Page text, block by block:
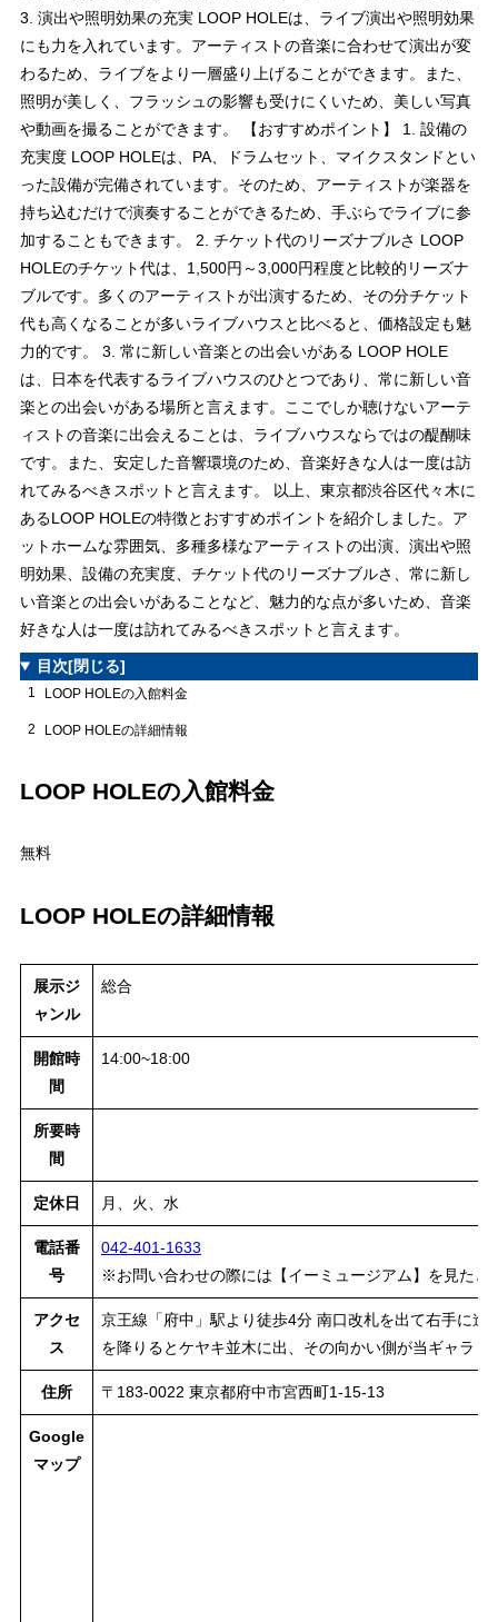
3. 演出や照明効果の充実 LOOP HOLEは、ライブ演出や照明効果
にも力を入れています。アーティストの音楽に合わせて演出が変
わるため、ライブをより一層盛り上げることができます。また、
照明が美しく、フラッシュの影響も受けにくいため、美しい写真
や動画を撮ることができます。 【おすすめポイント】 1. 設備の
充実度 LOOP HOLEは、PA、ドラムセット、マイクスタンドとい
った設備が完備されています。そのため、アーティストが楽器を
持ち込むだけで演奏することができるため、手ぶらでライブに参
加することもできます。 2. チケット代のリーズナブルさ LOOP
HOLEのチケット代は、1,500円～3,000円程度と比較的リーズナ
ブルです。多くのアーティストが出演するため、その分チケット
代も高くなることが多いライブハウスと比べると、価格設定も魅
力的です。 3. 常に新しい音楽との出会いがある LOOP HOLE
は、日本を代表するライブハウスのひとつであり、常に新しい音
楽との出会いがある場所と言えます。ここでしか聴けないアーテ
ィストの音楽に出会えることは、ライブハウスならではの醍醐味
です。また、安定した音響環境のため、音楽好きな人は一度は訪
れてみるべきスポットと言えます。 以上、東京都渋谷区代々木に
あるLOOP HOLEの特徴とおすすめポイントを紹介しました。ア
ットホームな雰囲気、多種多様なアーティストの出演、演出や照
明効果、設備の充実度、チケット代のリーズナブルさ、常に新し
い音楽との出会いがあることなど、魅力的な点が多いため、音楽
好きな人は一度は訪れてみるべきスポットと言えます。
目次[閉じる]
1 LOOP HOLEの入館料金
2 LOOP HOLEの詳細情報
LOOP HOLEの入館料金
無料
LOOP HOLEの詳細情報
展示ジ
ャンル
総合
開館時
間
14:00~18:00
所要時
間
定休日 月、火、水
電話番
号
042-401-1633
※お問い合わせの際には【イーミュージアム】を見たと
アクセ
ス
京王線「府中」駅より徒歩4分 南口改札を出て右手に進
を降りるとケヤキ並木に出、その向かい側が当ギャラリ
住所 〒183-0022 東京都府中市宮西町1-15-13
Google
マップ